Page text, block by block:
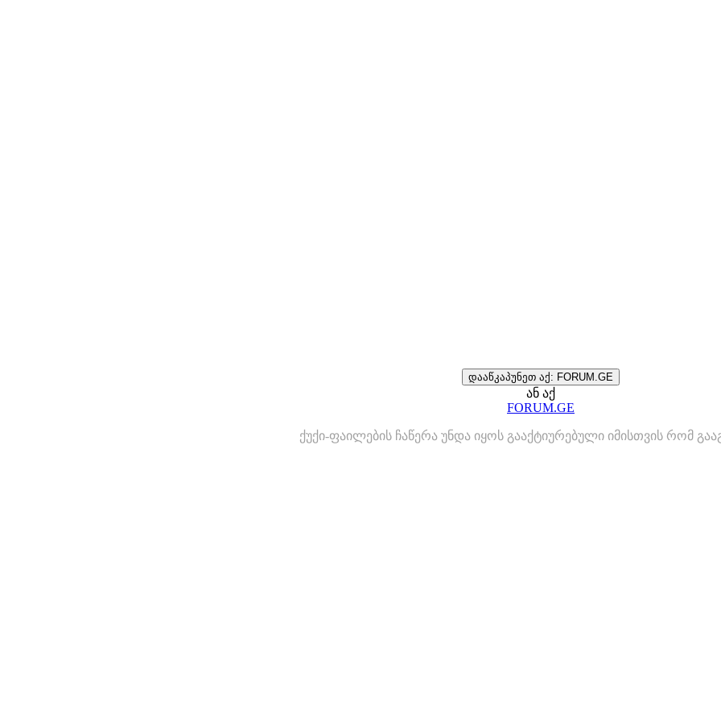
დააწკაპუნეთ აქ: FORUM.GE
ან აქ
FORUM.GE
ქუქი-ფაილების ჩაწერა უნდა იყოს გააქტიურებული იმისთვის რომ